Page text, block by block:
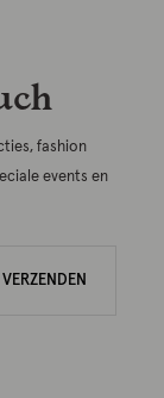
fashion
events en
VERZENDEN